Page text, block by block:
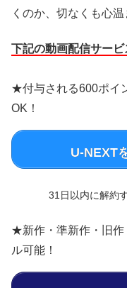
くのか、切なくも心温
下記の動画配信サービ
★付与される600ポイ
OK！
U-NEXT
31日以内に解約
★新作・準新作・旧作
ル可能！